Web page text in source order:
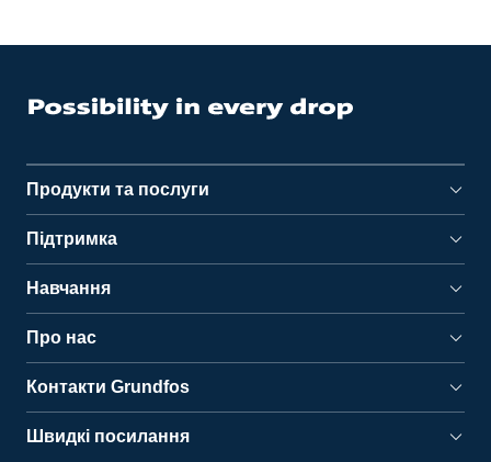
Продукти та послуги
Підтримка
Навчання
Про нас
Контакти Grundfos
Швидкі посилання